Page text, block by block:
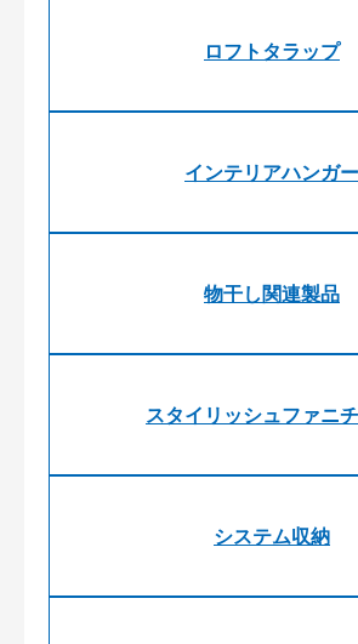
ロフトタラップ
インテリアハンガー
物干し関連製品
スタイリッシュファニ
システム収納